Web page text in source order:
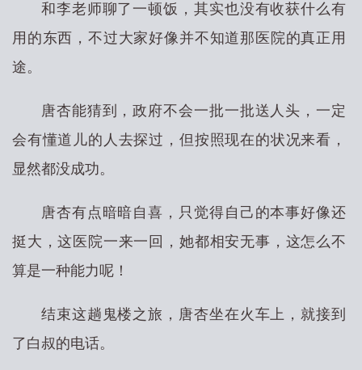
和李老师聊了一顿饭，其实也没有收获什么有
用的东西，不过大家好像并不知道那医院的真正用
途。
唐杏能猜到，政府不会一批一批送人头，一定
会有懂道儿的人去探过，但按照现在的状况来看，
显然都没成功。
唐杏有点暗暗自喜，只觉得自己的本事好像还
挺大，这医院一来一回，她都相安无事，这怎么不
算是一种能力呢！
结束这趟鬼楼之旅，唐杏坐在火车上，就接到
了白叔的电话。